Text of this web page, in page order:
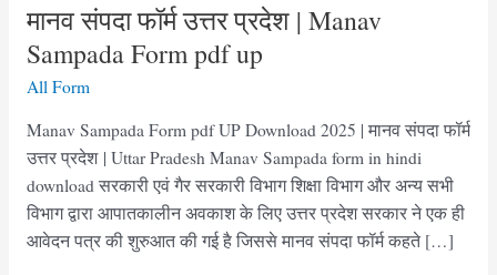
मानव संपदा फॉर्म उत्तर प्रदेश | Manav
Sampada Form pdf up
All Form
Manav Sampada Form pdf UP Download 2025 | मानव संपदा फॉर्म
उत्तर प्रदेश | Uttar Pradesh Manav Sampada form in hindi
download सरकारी एवं गैर सरकारी विभाग शिक्षा विभाग और अन्य सभी
विभाग द्वारा आपातकालीन अवकाश के लिए उत्तर प्रदेश सरकार ने एक ही
आवेदन पत्र की शुरुआत की गई है जिससे मानव संपदा फॉर्म कहते […]